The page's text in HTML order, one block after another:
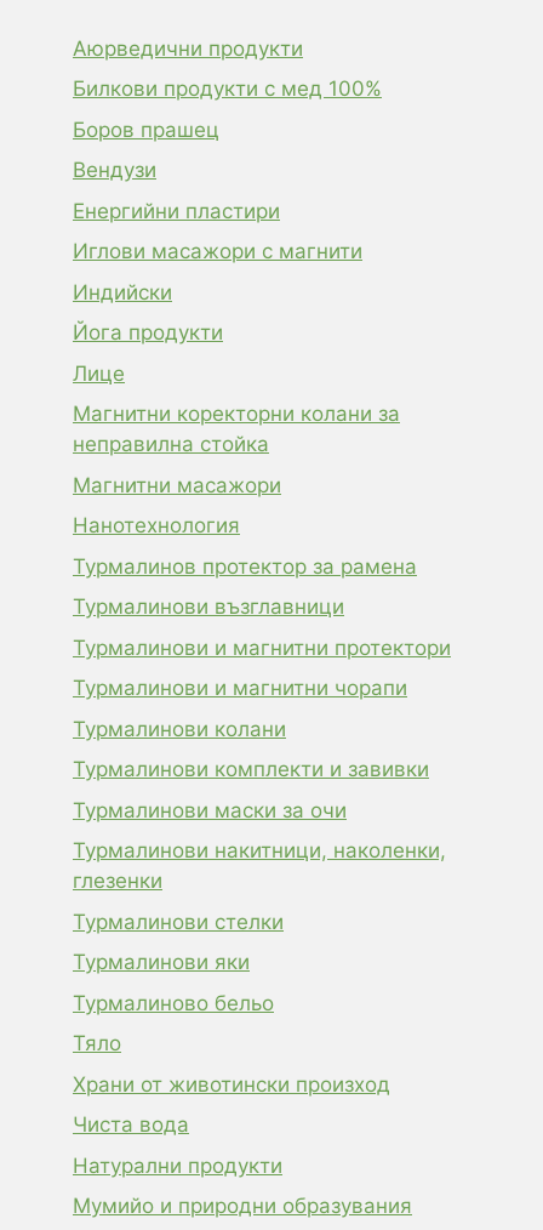
Аюрведични продукти
Билкови продукти с мед 100%
Боров прашец
Вендузи
Енергийни пластири
Иглови масажори с магнити
Индийски
Йога продукти
Лице
Магнитни коректорни колани за
неправилна стойка
Магнитни масажори
Нанотехнология
Турмалинов протектор за рамена
Турмалинови възглавници
Турмалинови и магнитни протектори
Турмалинови и магнитни чорапи
Турмалинови колани
Турмалинови комплекти и завивки
Турмалинови маски за очи
Турмалинови накитници, наколенки,
глезенки
Турмалинови стелки
Турмалинови яки
Турмалиново бельо
Тяло
Храни от животински произход
Чиста вода
Натурални продукти
Мумийо и природни образувания